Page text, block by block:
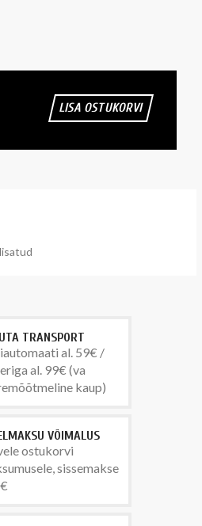
LISA OSTUKORVI
TRANSPORT
al. 59€ /
al. 99€ (va
kaup)
VÕIMALUS
ostukorvi
sissemakse